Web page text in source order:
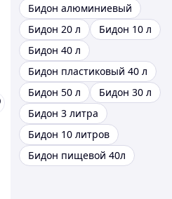
Бидон алюминиевый
Бидон 20 л
Бидон 10 л
Бидон 40 л
Бидон пластиковый 40 л
Бидон 50 л
Бидон 30 л
Бидон 3 литра
Бидон 10 литров
Бидон пищевой 40л